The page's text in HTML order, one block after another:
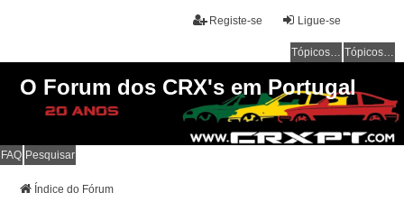
Ligue-se
Registe-se
Tópicos sem resposta Tópicos ativos
O Forum dos CRX's em Portugal
FAQ Pesquisar
Índice do Fórum